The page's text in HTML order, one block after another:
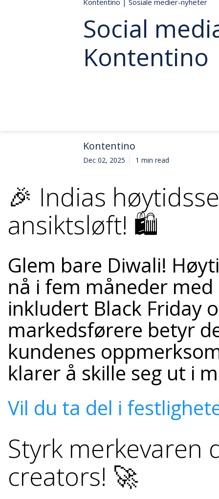
Kontentino | Sosiale medier-nyheter
Social
Kontentino
Kontentino
Dec 02, 2025 1 min read
🎉 Indias
ansiktsløft! 🛍️
Glem bare Diwali!
nå i fem måneder
inkludert Black Friday
markedsførere betyr
kundenes
klarer å skille seg ut i
Vil du ta del i
Styrk merkevaren
creators! 🚀